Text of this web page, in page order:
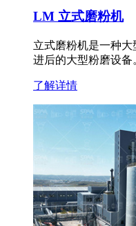
LM 立式磨粉机
立式磨粉机是一种
进后的大型粉磨设
了解详情